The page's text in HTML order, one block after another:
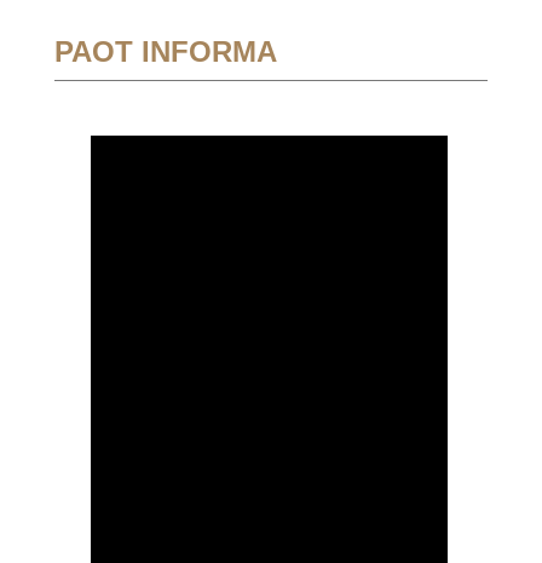
PAOT INFORMA